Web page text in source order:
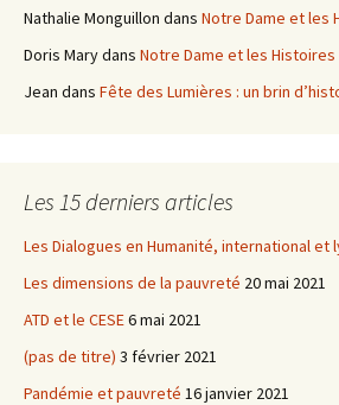
Nathalie Monguillon dans Notre Dame et les
Doris Marydans Notre Dame et les Histoires
Jean dans Fête des Lumières : un brin
Les 15 derniers articles
Les Dialogues en Humanité, international et
Les dimensions de la pauvreté 20 mai 2021
ATD et le CESE6 mai 2021
(pas de titre) 3 février 2021
Pandémie et pauvreté 16 janvier 2021